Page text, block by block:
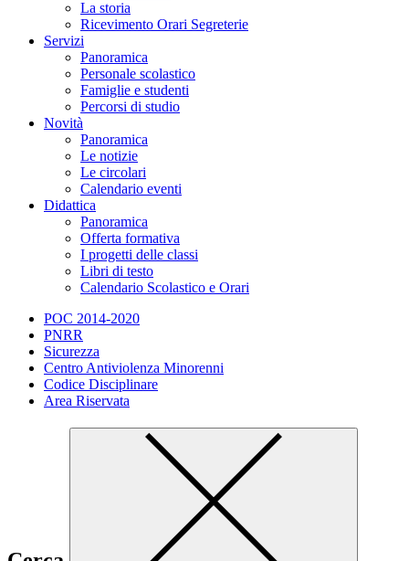
La storia
Ricevimento Orari Segreterie
Servizi
Panoramica
Personale scolastico
Famiglie e studenti
Percorsi di studio
Novità
Panoramica
Le notizie
Le circolari
Calendario eventi
Didattica
Panoramica
Offerta formativa
I progetti delle classi
Libri di testo
Calendario Scolastico e Orari
POC 2014-2020
PNRR
Sicurezza
Centro Antiviolenza Minorenni
Codice Disciplinare
Area Riservata